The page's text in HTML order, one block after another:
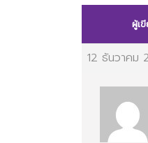
ผู้เ
12 ธันวาคม